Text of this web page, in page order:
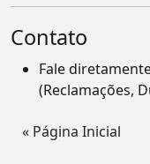
Contato
Fale
(Reclamações,
« Página Inicial